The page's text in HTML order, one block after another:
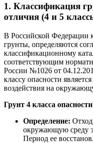
1. Классификация
отличия (4 и 5
В Российской Федерации
грунты, определяются
классификационному
соответствующим
России №1026 от
классу опасности
воздействия на
Грунт 4 класса
Определение:
окружающую среду
Период ее